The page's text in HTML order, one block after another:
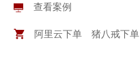
查看案例
阿里云下单 猪八戒下单